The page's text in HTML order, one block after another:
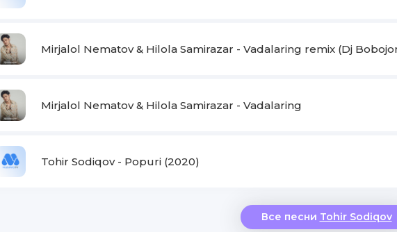
Mirjalol Nematov & Hilola Samirazar - Vadalaring remix (Dj
Mirjalol Nematov & Hilola Samirazar - Vadalaring
Tohir Sodiqov - Popuri (2020)
Все песни Tohir Sodiqov